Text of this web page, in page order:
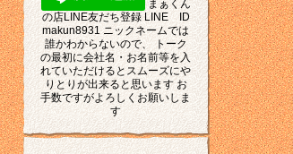
まぁくん
の店LINE友だち登録 LINE ID
makun8931 ニックネームでは
誰かわからないので、 トーク
の最初に会社名・お名前等を入
れていただけるとスムーズにや
りとりが出来ると思います お
手数ですがよろしくお願いしま
す